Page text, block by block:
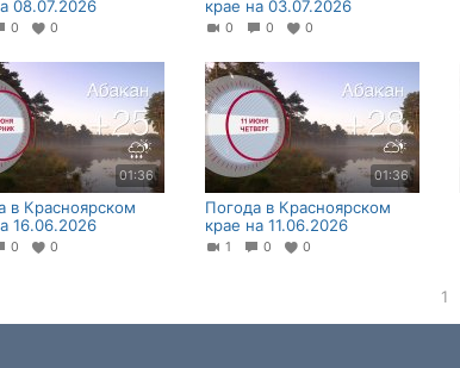
08.07.2026
0 0
крае на 03.07.2026
0 0 0
01:36
в Красноярском
16.06.2026
0 0
01:36
Погода в Красноярском
крае на 11.06.2026
1 0 0
1